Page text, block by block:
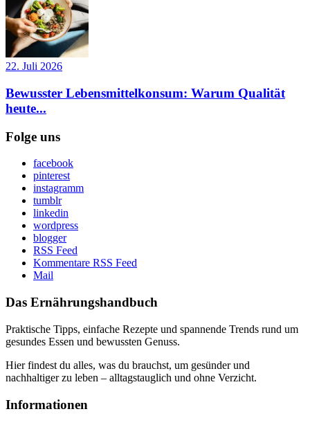
22. Juli 2026
Bewusster Lebensmittelkonsum: Warum Qualität
heute...
Folge uns
facebook
pinterest
instagramm
tumblr
linkedin
wordpress
blogger
RSS Feed
Kommentare RSS Feed
Mail
Das Ernährungshandbuch
Praktische Tipps, einfache Rezepte und spannende Trends rund um
gesundes Essen und bewussten Genuss.
Hier findest du alles, was du brauchst, um gesünder und
nachhaltiger zu leben – alltagstauglich und ohne Verzicht.
Informationen